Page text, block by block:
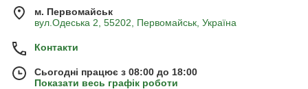
м. Первомайськ
вул.Одеська 2, 55202, Первомайськ, Україна
Контакти
Сьогодні працює з 08:00 до 18:00
Показати весь графік роботи